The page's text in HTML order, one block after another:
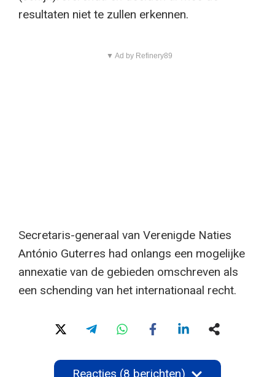
resultaten niet te zullen erkennen.
▼ Ad by Refinery89
Secretaris-generaal van Verenigde Naties
António Guterres had onlangs een mogelijke
annexatie van de gebieden omschreven als
een schending van het internationaal recht.
Reacties (8 berichten)